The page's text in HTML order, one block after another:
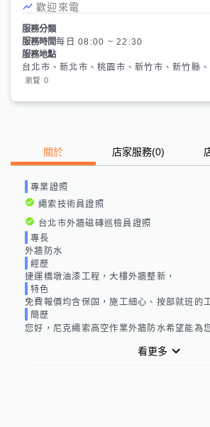
歡迎來電
服務分類
服務時間每日 08:00 ~ 22:30
服務地點
台北市、新北市、桃園市、新竹市、新竹縣
瀏覽 0
關於 店家服務(0)
專業證照
繩索技術員證照
台北市外牆磁磚巡檢員證照
專長
外牆防水
經歷
捷運橋墩油漆工程，大樓外牆整新，
特色
免費報價均含保固，施工細心、按部就班的
簡歷
您好，尼克繩索高空作業外牆防水希望能為
看更多